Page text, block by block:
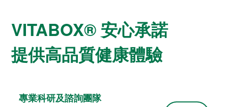
VITABOX® 安心承諾
提供高品質健康體驗
專業科研及諮詢團隊